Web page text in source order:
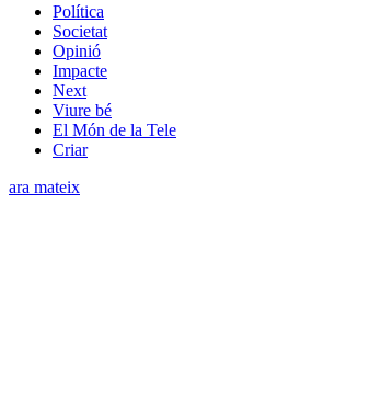
Política
Societat
Opinió
Impacte
Next
Viure bé
El Món de la Tele
Criar
ara mateix